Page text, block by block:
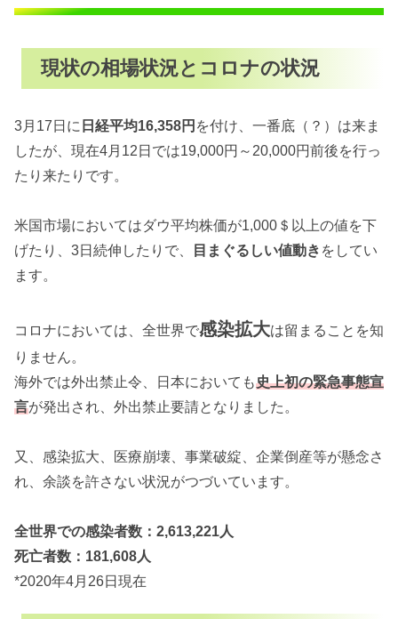
現状の相場状況とコロナの状況
3月17日に 日経平均16,358円 を付け、一番底（？）は来ま
したが、現在4月12日では19,000円～20,000円前後を行っ
たり来たりです。
米国市場においてはダウ平均株価が1,000＄以上の値を下
げたり、3日続伸したりで、
目まぐるしい値動き をしてい
ます。
コロナにおいては、全世界で感染拡大は留まることを知
りません。
海外では外出禁止令、日本においても史上初の緊急事態宣
言が発出され、外出禁止要請となりました。
又、感染拡大、医療崩壊、事業破綻、企業倒産等が懸念さ
れ、余談を許さない状況がつづいています。
全世界での感染者数：2,613,221人
死亡者数：181,608人
*2020年4月26日現在